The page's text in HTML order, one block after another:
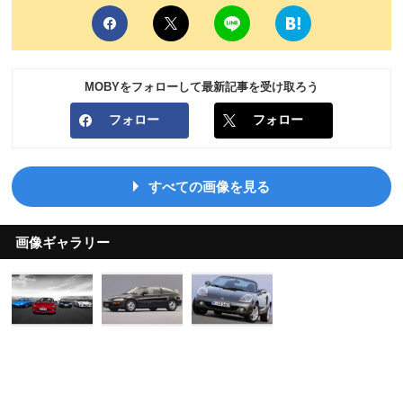
MOBYをフォローして最新記事を受け取ろう
フォロー フォロー
すべての画像を見る
画像ギャラリー